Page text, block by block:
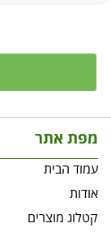
מפת אתר
עמוד הבית
אודות
קטלוג מוצרים